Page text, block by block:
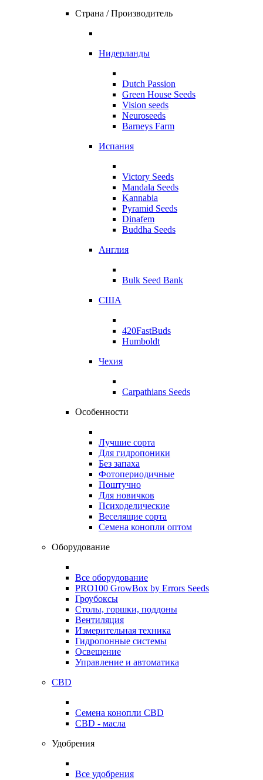
Страна / Производитель
Нидерланды
Dutch Passion
Green House Seeds
Vision seeds
Neuroseeds
Barneys Farm
Испания
Victory Seeds
Mandala Seeds
Kannabia
Pyramid Seeds
Dinafem
Buddha Seeds
Англия
Bulk Seed Bank
США
420FastBuds
Humboldt
Чехия
Carpathians Seeds
Особенности
Лучшие сорта
Для гидропоники
Без запаха
Фотопериодичные
Поштучно
Для новичков
Психоделические
Веселящие сорта
Семена конопли оптом
Оборудование
Все оборудование
PRO100 GrowBox by Errors Seeds
Гроубоксы
Столы, горшки, поддоны
Вентиляция
Измерительная техника
Гидропонные системы
Освещение
Управление и автоматика
CBD
Семена конопли CBD
CBD - масла
Удобрения
Все удобрения